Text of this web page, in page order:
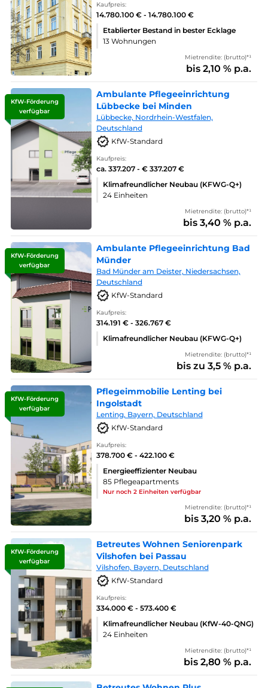
Kaufpreis:
14.780.100 € - 14.780.100 €
Etablierter Bestand in bester Ecklage
13 Wohnungen
Mietrendite: (brutto)*¹
bis 2,10 % p.a.
KfW-Förderung
verfügbar
Ambulante Pflegeeinrichtung
Lübbecke bei Minden
Lübbecke, Nordrhein-Westfalen,
Deutschland
KfW-Standard
Kaufpreis:
ca. 337.207 - € 337.207 €
Klimafreundlicher Neubau (KFWG-Q+)
24 Einheiten
Mietrendite: (brutto)*¹
bis 3,40 % p.a.
KfW-Förderung
verfügbar
Ambulante Pflegeeinrichtung Bad
Münder
Bad Münder am Deister, Niedersachsen,
Deutschland
KfW-Standard
Kaufpreis:
314.191 € - 326.767 €
Klimafreundlicher Neubau (KFWG-Q+)
Mietrendite: (brutto)*¹
bis zu 3,5 % p.a.
KfW-Förderung
verfügbar
Pflegeimmobilie Lenting bei
Ingolstadt
Lenting, Bayern, Deutschland
KfW-Standard
Kaufpreis:
378.700 € - 422.100 €
Energieeffizienter Neubau
85 Pflegeapartments
Nur noch 2 Einheiten verfügbar
Mietrendite: (brutto)*¹
bis 3,20 % p.a.
KfW-Förderung
verfügbar
Betreutes Wohnen Seniorenpark
Vilshofen bei Passau
Vilshofen, Bayern, Deutschland
KfW-Standard
Kaufpreis:
334.000 € - 573.400 €
Klimafreundlicher Neubau (KfW-40-QNG)
24 Einheiten
Mietrendite: (brutto)*¹
bis 2,80 % p.a.